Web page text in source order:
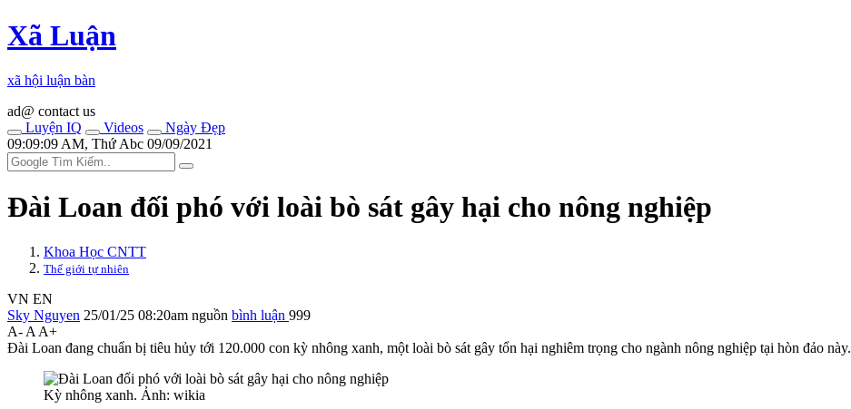
Xã Luận
xã hội luận bàn
ad@ contact us
Luyện IQ
Videos
Ngày Đẹp
09:09:09 AM, Thứ Abc 09/09/2021
Đài Loan đối phó với loài bò sát gây hại cho nông nghiệp
Khoa Học CNTT
Thế giới tự nhiên
VN EN
Sky Nguyen 25/01/25 08:20am nguồn bình luận 999
A- A A+
Đài Loan đang chuẩn bị tiêu hủy tới 120.000 con kỳ nhông xanh, một loài bò sát gây tổn hại nghiêm trọng cho ngành nông nghiệp tại hòn đảo này.
Kỳ nhông xanh. Ảnh: wikia